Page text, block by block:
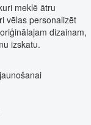
meklē ātru
vēlas personalizēt
dizainam,
izskatu.